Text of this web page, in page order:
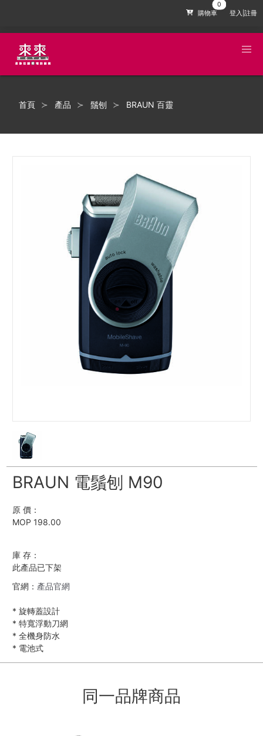
購物車 登入|註冊
首頁 產品 鬚刨 BRAUN 百靈
BRAUN 電鬚刨 M90
原 價：
MOP 198.00
庫 存：
此產品已下架
官網： 產品官網
* 旋轉蓋設計
* 特寬浮動刀網
* 全機身防水
* 電池式
同一品牌商品